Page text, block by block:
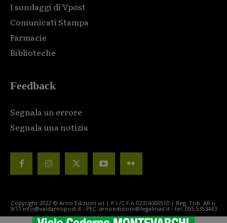
I sondaggi di Vpost
Comunicati Stampa
Farmacie
Biblioteche
Feedback
Segnala un errore
Segnala una notizia
Copyright 2022 © Arno Edizioni srl | P.I./C.F n.02314000510 | Reg. Trib. AR n.
9/11 info@valdarnopost.it - PEC: arnoedizioni@legalmail.it - tel. 055.5353443